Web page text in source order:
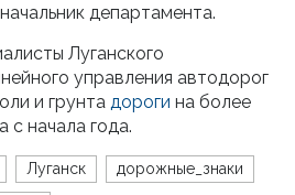
департамента.
Луганского
управления автодорог
и грунта дороги на более
с начала года.
Луганск дорожные_знаки